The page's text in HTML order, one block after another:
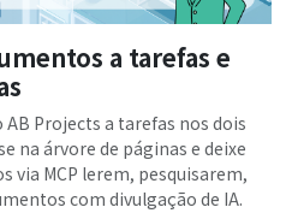
a tarefas e
Projects a tarefas nos dois
na árvore de páginas e deixe
via MCP lerem, pesquisarem,
com divulgação de IA.